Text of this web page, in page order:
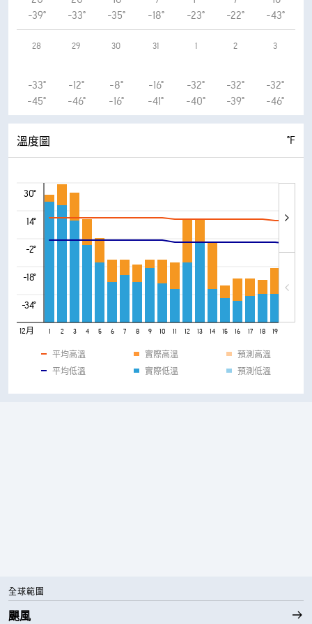
-39°
-33°
-35°
-18°
-23°
-22°
-43°
28
-33°
-45°
29
-12°
-46°
30
-8°
-16°
31
-16°
-41°
1
-32°
-40°
2
-32°
-39°
3
-32°
-46°
溫度圖 °F
30°
14°
-2°
-18°
-34°
12月 1 2 3 4 5 6 7 8 9 10 11 12 13 14 15 16 17 18 19
平均高溫
平均低溫
實際高溫
實際低溫
預測高溫
預測低溫
全球範圍
颶風